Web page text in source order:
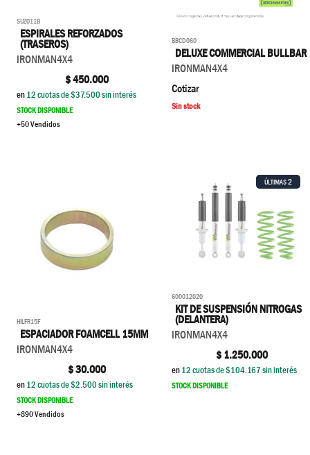
SUZ011B
ESPIRALES REFORZADOS
(TRASEROS)
IRONMAN4X4
$450.000
en12cuotas de $37.500sin interés
STOCK DISPONIBLE
+50 Vendidos
BBCD060
DELUXE COMMERCIAL BULLBAR
IRONMAN4X4
Cotizar
Sin stock
HILFR15F
ESPACIADOR FOAMCELL 15MM
IRONMAN4X4
$30.000
en12cuotas de $2.500sin interés
STOCK DISPONIBLE
+890 Vendidos
ÚLTIMAS2
600012020
KIT DE SUSPENSIÓN NITROGAS
(DELANTERA)
IRONMAN4X4
$1.250.000
en12cuotas de $104.167sin interés
STOCK DISPONIBLE